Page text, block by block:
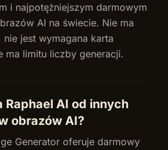
i najpotężniejszym darmowym
AI na świecie. Nie ma
nie jest wymagana karta
ma limitu liczby generacji.
Raphael AI od innych
obrazów AI?
Generator oferuje darmowy